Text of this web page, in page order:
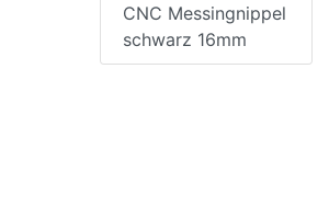
CNC Messingnippel
schwarz 16mm